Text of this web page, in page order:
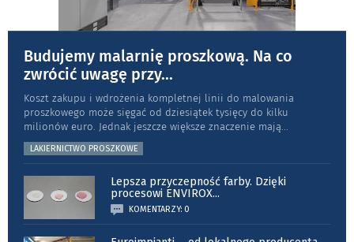
Budujemy malarnię proszkową. Na co
zwrócić uwagę przy...
Koszt zakupu i wdrożenia kompletnej linii do malowania
proszkowego może sięgać od dziesiątek tysięcy do kilku
milionów euro. Jednak jeszcze większe znaczenie mają...
LAKIERNICTWO PROSZKOWE
Lepsza przyczepność farby. Dzięki
procesowi ENVIROX...
KOMENTARZY: 0